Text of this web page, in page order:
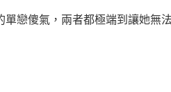
單戀傻氣，兩者都極端到讓她無